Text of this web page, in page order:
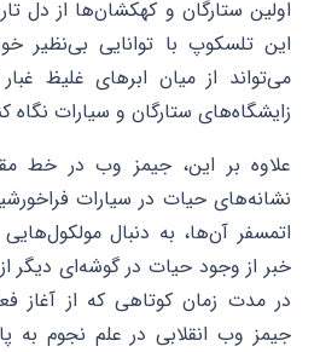
اولین ستارگان و کهکشان‌ها از دل
این تلسکوپ با توانایی بی‌نظیر
می‌تواند از میان ابرهای غلیظ
زایشگاه‌های ستارگان و سیارات نگاه
علاوه بر این، جیمز وب در خط
نشانه‌های حیات در سیارات
اتمسفر آن‌ها، به دنبال
خبر از وجود حیات در گوشه‌ای دیگر
در مدت زمان کوتاهی که از آغاز
جیمز وب انقلابی در علم نجوم به